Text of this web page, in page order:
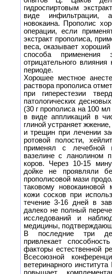
гидроспиртовым
виде инфильтрации,
новокаина. Прополис
операции, если
экстракт прополиса,
веса, оказывает
способа применения
отрицательного
периоде.
Хорошее местное
раствора прополиса
при гиперестезии
патологических
(30 г прополиса на 100
в виде аппликаций в
глиной устраняет
и трещин при лечении
ротовой полости,
применял с лечебной
вазелине с ланолином
коров. Через 10-15
дойке не проявляли
прополисовой мази
таковому
кожи сосков при
течение 3-16 дней в
далеко не полный
исследований и
медицины,
В последние три
привлекает
факторы естественной
Всесоюзной
ветеринарного